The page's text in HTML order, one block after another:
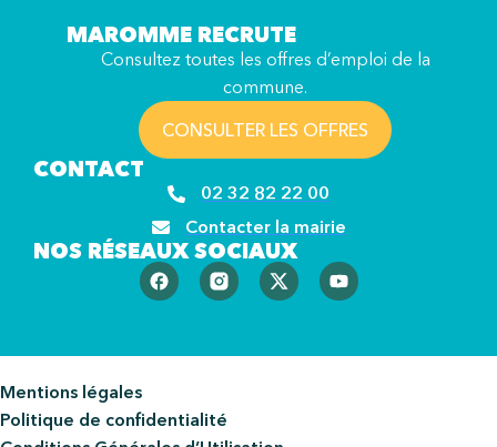
MAROMME RECRUTE
Consultez toutes les offres d’emploi de la
commune.
CONSULTER LES OFFRES
CONTACT
02 32 82 22 00
Contacter la mairie
NOS RÉSEAUX SOCIAUX
Mentions légales
Politique de confidentialité